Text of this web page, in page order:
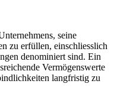
seine
zu erfüllen, einschliesslich
denominiert sind. Ein
Vermögenswerte
langfristig zu